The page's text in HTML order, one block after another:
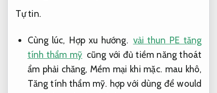
Tự tin.
Cùng lúc, Hợp xu hướng. vải thun PE tăng
tính thẩm mỹ cũng với đủ tiềm năng thoát
ẩm phải chăng, Mềm mại khi mặc. mau khô,
Tăng tính thẩm mỹ. hợp với dùng để would